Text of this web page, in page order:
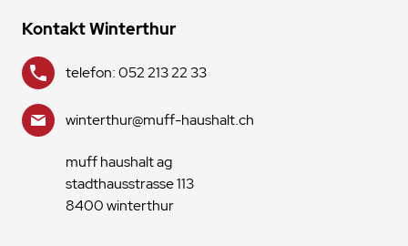
Kontakt Winterthur
telefon: 052 213 22 33
winterthur@muff-haushalt.ch
muff haushalt ag
stadthausstrasse 113
8400 winterthur